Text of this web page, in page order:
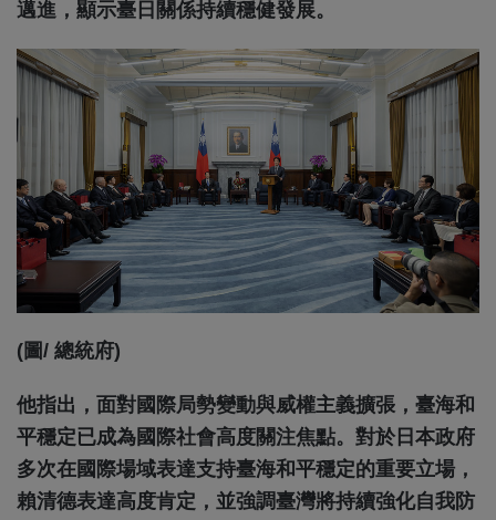
邁進，顯示臺日關係持續穩健發展。
(圖/ 總統府)
他指出，面對國際局勢變動與威權主義擴張，臺海和
平穩定已成為國際社會高度關注焦點。對於日本政府
多次在國際場域表達支持臺海和平穩定的重要立場，
賴清德表達高度肯定，並強調臺灣將持續強化自我防